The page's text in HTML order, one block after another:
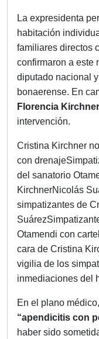
La expresidenta
habitación
familiares directos
confirmaron a este
diputado nacional
bonaerense. En
Florencia Kirchner
intervención.
Cristina Kirchner
con
del sanatorio
KirchnerNicolás
simpatizantes de
Otamendi con
cara de Cristina
vigilia de los
inmediaciones del
En el plano
“apendicitis con
haber sido